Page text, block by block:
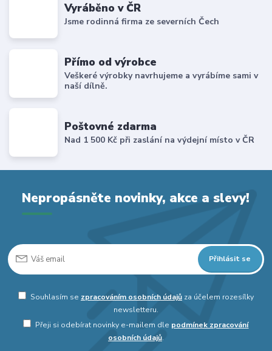
Vyráběno v ČR
Jsme rodinná firma ze severních Čech
Přímo od výrobce
Veškeré výrobky navrhujeme a vyrábíme sami v
naší dílně.
Poštovné zdarma
Nad 1 500 Kč při zaslání na výdejní místo v ČR
Nepropásněte novinky, akce a slevy!
Přihlásit se
Souhlasím se zpracováním osobních údajůza účelem rozesílky
newsletteru.
Přeji si odebírat novinky e-mailem dle podmínek zpracování
osobních údajů.